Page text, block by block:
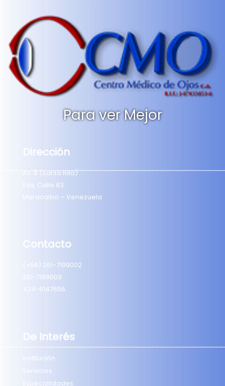
Para ver Mejor
Dirección
Av. 8 (Santa Rita)
Esq. Calle 83
Maracaibo – Venezuela
Contacto
(+58) 261-7199002
261-7199003
424-6147656
De Interés
Institución
Servicios
Especialidades